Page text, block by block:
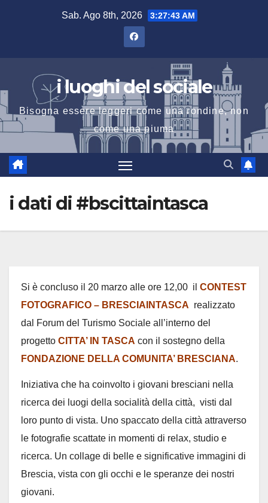
Sab. Ago 8th, 2026 3:27:44 AM
i luoghi del sociale
Bisogna essere leggeri come una rondine, non
come una piuma
i dati di #bscittaintasca
Si è concluso il 20 marzo alle ore 12,00 il CONTEST
FOTOGRAFICO – BRESCIAINTASCA realizzato
dal Forum del Turismo Sociale all’interno del
progetto CITTA’ IN TASCA con il sostegno della
FONDAZIONE DELLA COMUNITA’ BRESCIANA.
Iniziativa che ha coinvolto i giovani bresciani nella
ricerca dei luogi della socialità della città, visti dal
loro punto di vista. Uno spaccato della città attraverso
le fotografie scattate in momenti di relax, studio e
ricerca. Un collage di belle e significative immagini di
Brescia, vista con gli occhi e le speranze dei nostri
giovani.